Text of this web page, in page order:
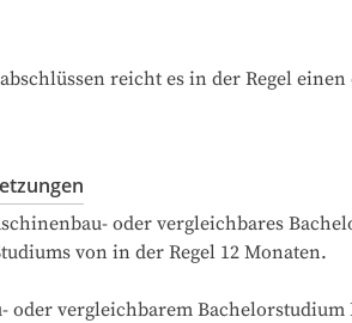
reicht es in der Regel
oder vergleichbares
von in der Regel 12 Monaten.
vergleichbarem